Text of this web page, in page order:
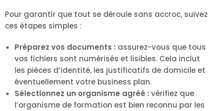
Pour garantir que tout se déroule sans accroc, suivez
ces étapes simples :
Préparez vos documents : assurez-vous que tous
vos fichiers sont numérisés et lisibles. Cela inclut
les pièces d’identité, les justificatifs de domicile et
éventuellement votre business plan.
Sélectionnez un organisme agréé : vérifiez que
l’organisme de formation est bien reconnu par les